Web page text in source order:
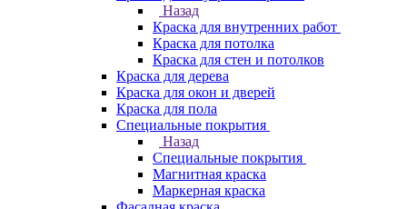
Назад
Краска для внутренних работ
Краска для потолка
Краска для стен и потолков
Краска для дерева
Краска для окон и дверей
Краска для пола
Специальные покрытия
Назад
Специальные покрытия
Магнитная краска
Маркерная краска